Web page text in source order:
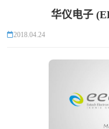
华仪电子
2018.04.24